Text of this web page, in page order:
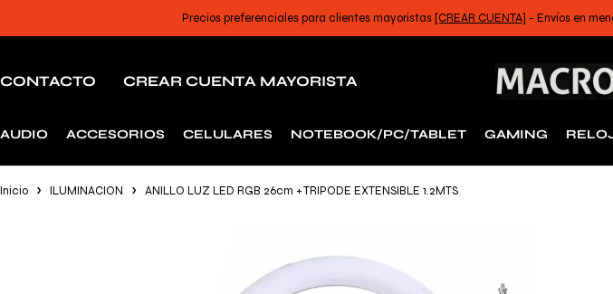
Precios preferenciales para clientes mayoristas [CREAR CUENTA] - Envíos en
CONTACTO CREAR CUENTA MAYORISTA
AUDIO ACCESORIOS CELULARES NOTEBOOK/PC/TABLET GAMING
Inicio ILUMINACION ANILLO LUZ LED RGB 26cm + TRIPODE EXTENSIBLE 1.2MTS